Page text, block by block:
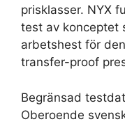
prisklasser. NYX
test av konceptet
arbetshest för
transfer-proof
Begränsad
Oberoende